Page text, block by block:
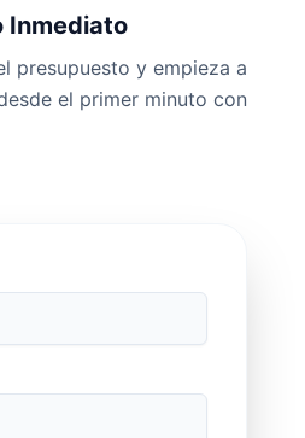
Inmediato
presupuesto y empieza a
el primer minuto con